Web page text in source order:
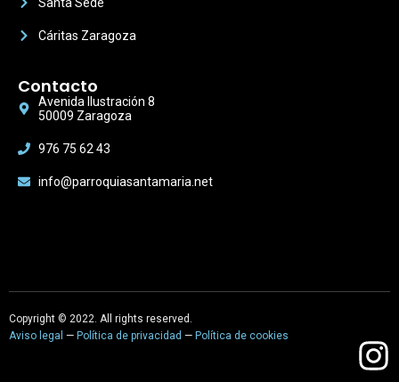
Cáritas Zaragoza
Contacto
Avenida Ilustración 8
50009 Zaragoza
976 75 62 43
info@parroquiasantamaria.net
Copyright © 2022. All rights reserved.
Aviso legal — Política de privacidad — Política de cookies